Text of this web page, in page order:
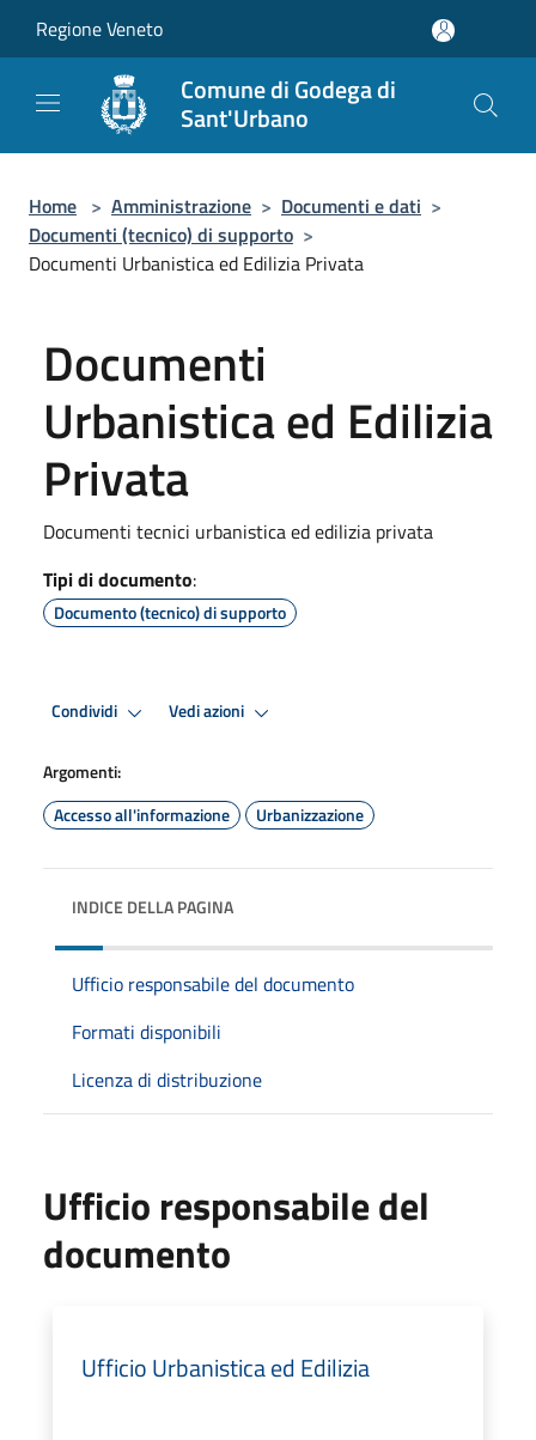
Regione Veneto
Comune di Godega di
Sant'Urbano
Home > Amministrazione > Documenti e dati >
Documenti (tecnico) di supporto >
Documenti Urbanistica ed Edilizia Privata
Documenti
Urbanistica ed Edilizia
Privata
Documenti tecnici urbanistica ed edilizia privata
Tipi di documento:
Documento (tecnico) di supporto
Condividi Vedi azioni
Argomenti:
Accesso all'informazione
Urbanizzazione
INDICE DELLA PAGINA
Ufficio responsabile del documento
Formati disponibili
Licenza di distribuzione
Ufficio responsabile del
documento
Ufficio Urbanistica ed Edilizia